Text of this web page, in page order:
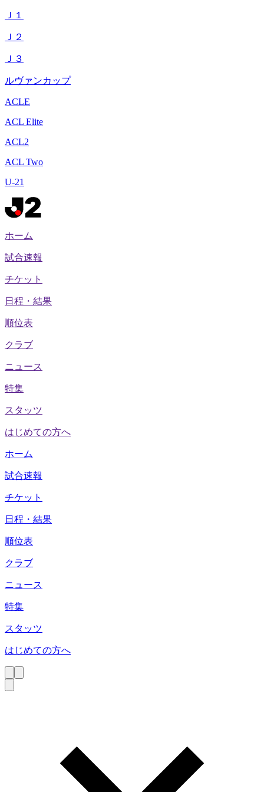
Ｊ１
Ｊ２
Ｊ３
ルヴァンカップ
ACLE
ACL Elite
ACL2
ACL Two
U-21
ホーム
試合速報
チケット
日程・結果
順位表
クラブ
ニュース
特集
スタッツ
はじめての方へ
ホーム
試合速報
チケット
日程・結果
順位表
クラブ
ニュース
特集
スタッツ
はじめての方へ